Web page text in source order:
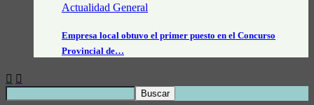
Actualidad General
Empresa local obtuvo el primer puesto en el Concurso
Provincial de…